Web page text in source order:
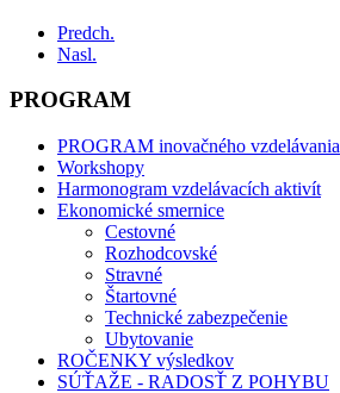
Predch.
Nasl.
PROGRAM
PROGRAM inovačného vzdelávania
Workshopy
Harmonogram vzdelávacích aktivít
Ekonomické smernice
Cestovné
Rozhodcovské
Stravné
Štartovné
Technické zabezpečenie
Ubytovanie
ROČENKY výsledkov
SÚŤAŽE - RADOSŤ Z POHYBU